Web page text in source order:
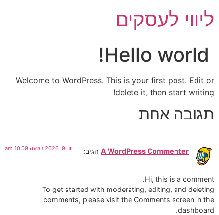
ליווי לעסקים
Hello world!
Welcome to WordPress. This is your first post. Edit or
delete it, then start writing!
תגובה אחת
A WordPress Commenter הגיב: יוני 9, 2026 בשעה 10:09 am
Hi, this is a comment.
To get started with moderating, editing, and deleting
comments, please visit the Comments screen in the
dashboard.